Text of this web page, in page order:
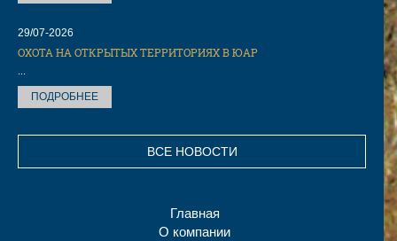
29/07-2026
ОХОТА НА ОТКРЫТЫХ ТЕРРИТОРИЯХ В ЮАР
ПОДРОБНЕЕ
ВСЕ НОВОСТИ
Главная
О компании